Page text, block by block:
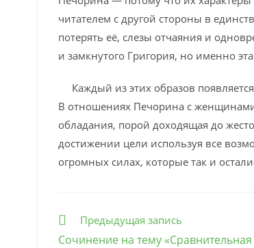
читателем с другой стороны в
потерять её, слезы отчаяния и
и замкнутого Григория, но именно
Каждый из этих образов
В отношениях Печорина с
обладания, порой доходящая до
достижении цели используя все
огромных силах, которые так и
Еще
Предыдущая запись
Сочинение на тему «Сравнительная